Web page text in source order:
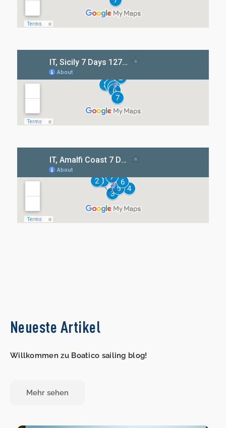
Neueste Artikel
Willkommen zu Boatico sailing blog!
Mehr sehen